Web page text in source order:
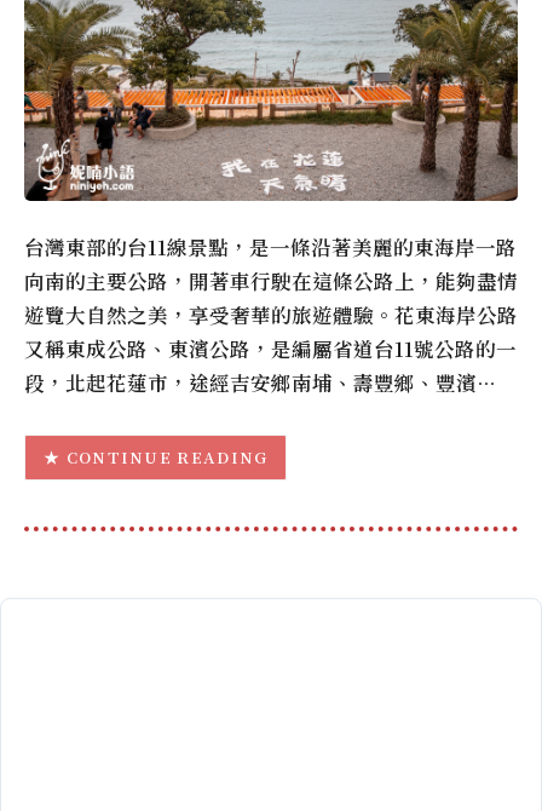
台灣東部的台11線景點，是一條沿著美麗的東海岸一路
向南的主要公路，開著車行駛在這條公路上，能夠盡情
遊覽大自然之美，享受奢華的旅遊體驗。花東海岸公路
又稱東成公路、東濱公路，是編屬省道台11號公路的一
段，北起花蓮市，途經吉安鄉南埔、壽豐鄉、豐濱…
CONTINUE READING